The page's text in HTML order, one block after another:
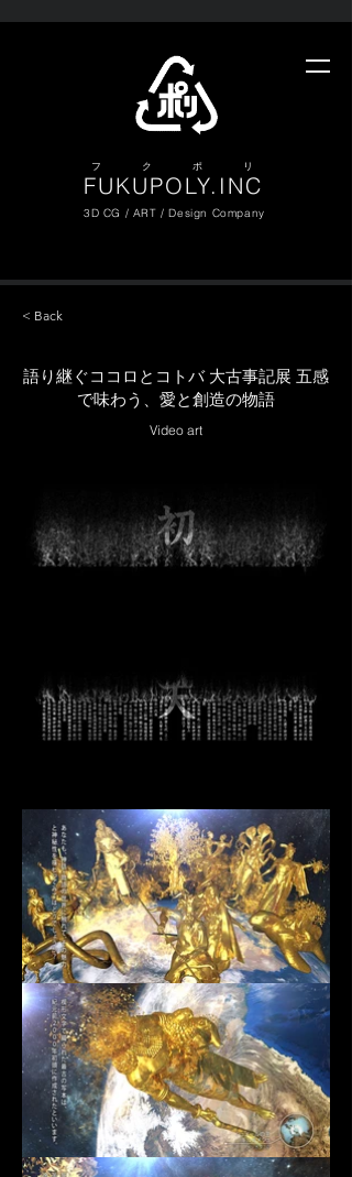
​フ ク ポ リ
FUKUPOLY.INC
3D CG / ART / Design Company
< Back
語り継ぐココロとコトバ 大古事記展 五感
で味わう、愛と創造の物語
Video art